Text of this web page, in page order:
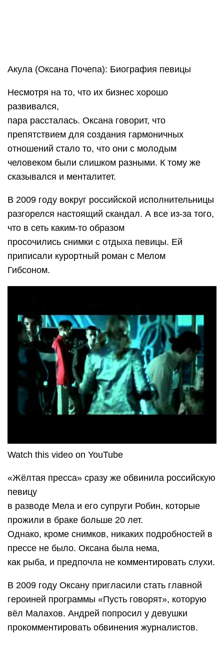
Акула (Оксана Почепа): Биография певицы
Несмотря на то, что их бизнес хорошо
развивался,
пара рассталась. Оксана говорит, что
препятствием для создания гармоничных
отношений стало то, что они с молодым
человеком были слишком разными. К тому же
сказывался и менталитет.
В 2009 году вокруг российской исполнительницы
разгорелся настоящий скандал. А все из-за того,
что в сеть каким-то образом
просочились снимки с отдыха певицы. Ей
приписали курортный роман с Мелом
Гибсоном.
Watch this video on YouTube
«Жёлтая пресса» сразу же обвинила российскую
певицу
в разводе Мела и его супруги Робин, которые
прожили в браке больше 20 лет.
Однако, кроме снимков, никаких подробностей в
прессе не было. Оксана была нема,
как рыба, и предпочла не комментировать слухи.
В 2009 году Оксану пригласили стать главной
героиней программы «Пусть говорят», которую
вёл Малахов. Андрей попросил у девушки
прокомментировать обвинения журналистов.